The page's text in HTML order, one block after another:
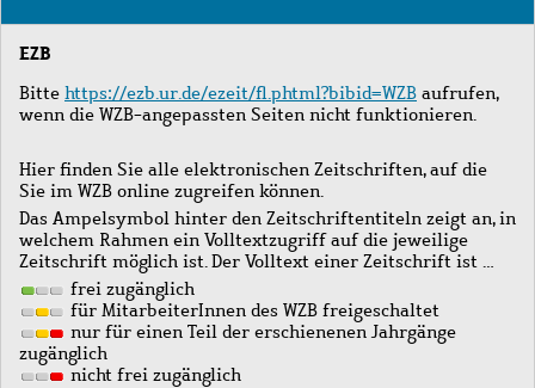
Journals
EZB
Bitte https://ezb.ur.de/ezeit/fl.phtml?bibid=WZB aufrufen,
wenn die WZB-angepassten Seiten nicht funktionieren.
Hier finden Sie alle elektronischen Zeitschriften, auf die
Sie im WZB online zugreifen können.
Das Ampelsymbol hinter den Zeitschriftentiteln zeigt an, in
welchem Rahmen ein Volltextzugriff auf die jeweilige
Zeitschrift möglich ist. Der Volltext einer Zeitschrift ist …
frei zugänglich
für MitarbeiterInnen des WZB freigeschaltet
nur für einen Teil der erschienenen Jahrgänge
zugänglich
nicht frei zugänglich